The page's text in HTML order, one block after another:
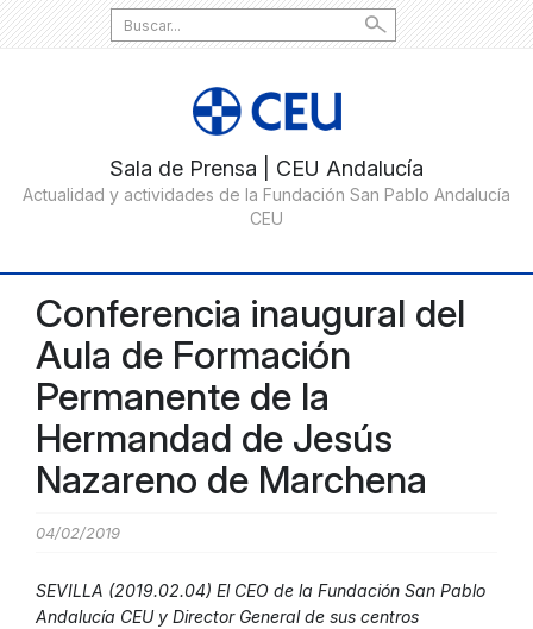
Search
for:
Conferencia inaugural del
Aula de Formación
Permanente de la
Hermandad de Jesús
Nazareno de Marchena
04/02/2019
SEVILLA (2019.02.04) El CEO de la Fundación San Pablo
Andalucía CEU y Director General de sus centros